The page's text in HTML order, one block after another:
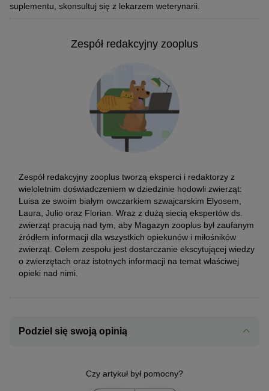
suplementu, skonsultuj się z lekarzem weterynarii.
Zespół redakcyjny zooplus
Zespół redakcyjny zooplus tworzą eksperci i redaktorzy z
wieloletnim doświadczeniem w dziedzinie hodowli zwierząt:
Luisa ze swoim białym owczarkiem szwajcarskim Elyosem,
Laura, Julio oraz Florian. Wraz z dużą siecią ekspertów ds.
zwierząt pracują nad tym, aby Magazyn zooplus był zaufanym
źródłem informacji dla wszystkich opiekunów i miłośników
zwierząt. Celem zespołu jest dostarczanie ekscytującej wiedzy
o zwierzętach oraz istotnych informacji na temat właściwej
opieki nad nimi.
Podziel się swoją opinią
Czy artykuł był pomocny?